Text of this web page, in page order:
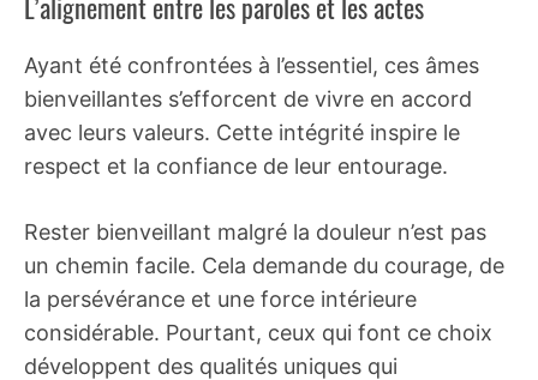
Ayant été confrontées à l’essentiel, ces âmes
bienveillantes s’efforcent de vivre en accord
avec leurs valeurs. Cette intégrité inspire le
respect et la confiance de leur entourage.
Rester bienveillant malgré la douleur n’est pas
un chemin facile. Cela demande du courage, de
la persévérance et une force intérieure
considérable. Pourtant, ceux qui font ce choix
développent des qualités uniques qui